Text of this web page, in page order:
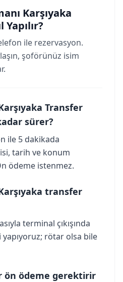
Karşıyaka
ile rezervasyon.
şoförünüz isim
Transfer
sürer?
ile 5 dakikada
tarih ve konum
ödeme istenmez.
transfer
terminal çıkışında
rötar olsa bile
ön ödeme gerektirir